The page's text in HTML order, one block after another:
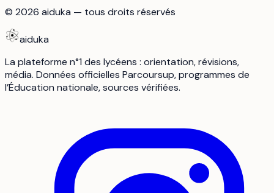
© 2026 aiduka — tous droits réservés
aiduka
La plateforme n°1 des lycéens : orientation, révisions,
média. Données officielles Parcoursup, programmes de
l’Éducation nationale, sources vérifiées.